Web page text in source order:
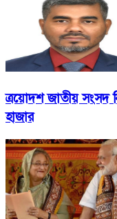
ত্রয়োদশ জাতীয় সংসদ
হাজার